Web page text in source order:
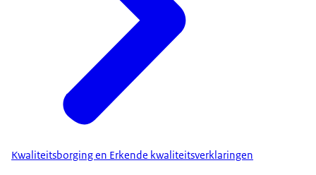
Kwaliteitsborging en Erkende kwaliteitsverklaringen